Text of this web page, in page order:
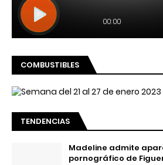
COMBUSTIBLES
TENDENCIAS
Madeline admite
pornográfico de